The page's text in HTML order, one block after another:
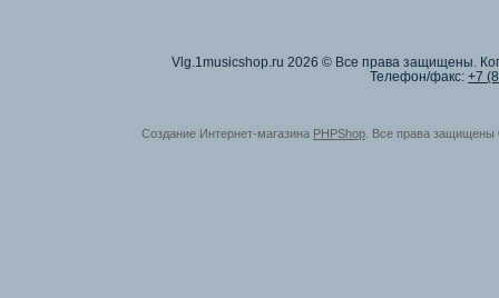
Vlg.1musicshop.ru 2026 © Все права защищены.
Телефон/факс: +7
Создание Интернет-магазина PHPShop . Все права защищены